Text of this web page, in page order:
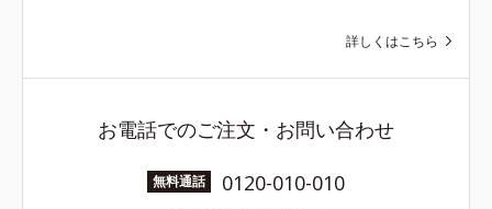
詳しくはこちら
お電話でのご注文・お問い合わせ
無料通話 0120-010-010